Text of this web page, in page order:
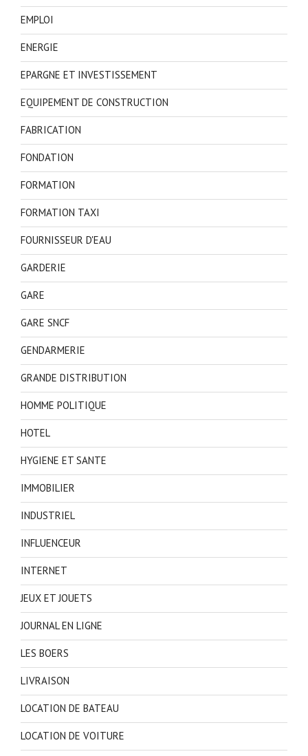
EMPLOI
ENERGIE
EPARGNE ET INVESTISSEMENT
EQUIPEMENT DE CONSTRUCTION
FABRICATION
FONDATION
FORMATION
FORMATION TAXI
FOURNISSEUR D'EAU
GARDERIE
GARE
GARE SNCF
GENDARMERIE
GRANDE DISTRIBUTION
HOMME POLITIQUE
HOTEL
HYGIENE ET SANTE
IMMOBILIER
INDUSTRIEL
INFLUENCEUR
INTERNET
JEUX ET JOUETS
JOURNAL EN LIGNE
LES BOERS
LIVRAISON
LOCATION DE BATEAU
LOCATION DE VOITURE